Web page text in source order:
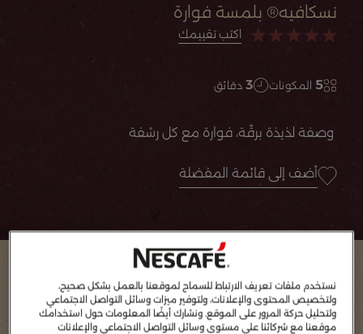
نسكافيه® بلمسة فوارة
اكتب تقييمك
5 المكونات 3 دقائق
وصفة لذيذة برقّة، فوارة مع كل رشفة
أضف إلى قائمة المفضلة
نستخدم ملفات تعريف الارتباط للسماح لموقعنا بالعمل بشكل صحيح،
ولتخصيص المحتوى والإعلانات، ولتوفير ميزات وسائل التواصل الاجتماعي
ولتحليل حركة المرور على الموقع. ونشارك أيضًا المعلومات حول استخدامك
موقعنا مع شركائنا على مستوى وسائل التواصل الاجتماعي والإعلانات